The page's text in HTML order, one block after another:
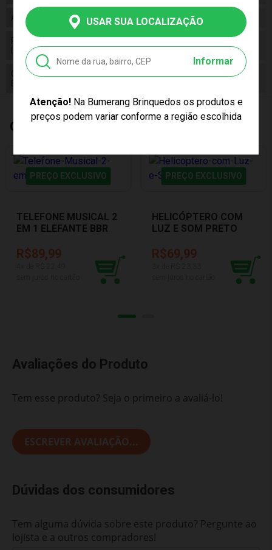
USAR SUA LOCALIZAÇÃO
Informar
Atenção!Na Bumerang Brinquedos os produtos e
preços podem variar conforme a região escolhida
Alimentação 3 Baterias Lr41
Pilhas
Inclusas
False
Conteúdo da
Embalagem
01 Telefone Sonoro - Galinha Pintadinha Mini
Quem Comprou, Também Levou
PREÇO EXCLUSIVO
TELEFONE MUSICAL 2
EM 1 ELEFANTE BBR
R$89,99
PREÇO EXCLUSIVO
HELICÓPTERO COM
LUZ E SOM PRETO
R$69,99
Avaliações do Produto
Tem esse produto? Seja o primeiro a avaliá-lo!
ESCREVER AVALIAÇÃO...
Dúvidas dos consumidores
Tem alguma dúvida sobre este produto? Pergunte ao
lojista e a outros compradores!